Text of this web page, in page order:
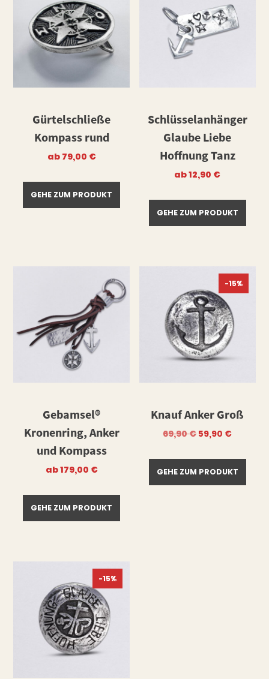
Gürtelschließe
Kompass rund
ab 79,00 €
GEHE ZUM PRODUKT
Schlüsselanhänger
Glaube Liebe
Hoffnung Tanz
ab12,90 €
GEHE ZUM PRODUKT
Gebamsel®
Kronenring, Anker
und Kompass
ab179,00 €
GEHE ZUM PRODUKT
-15%
Knauf Anker Groß
69,90€Ursprünglicher
Preis
69,90 €
59,90 €
59,90 €.
GEHE ZUM PRODUKT
-15%